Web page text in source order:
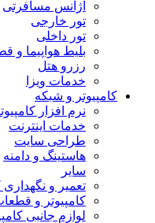
آژانس مسافرتی
تور خارجی
تور داخلی
بلیط هواپیما و
رزرو هتل
خدمات ویزا
کامپیوتر و شبکه
نرم افزار
خدمات اینترنت
طراحی سایت
هاستینگ و دامنه
سایر
تعمیر و نگهداری
کامپیوتر و
لوازم جانبی